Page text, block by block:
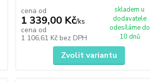
cena od
1 339,00 Kč/ks
cena od
1 106,61 Kč bez DPH
skladem u
dodavatele
odesíláme do
10 dnů
Zvolit variantu